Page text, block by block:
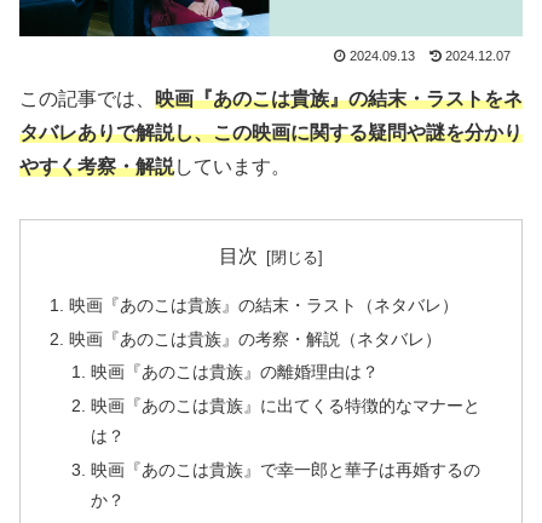
2024.09.13 2024.12.07
この記事では、 映画『あのこは貴族』の結末・ラストをネ
タバレありで解説し、この映画に関する疑問や謎を分かり
やすく考察・解説しています。
目次
映画『あのこは貴族』の結末・ラスト（ネタバレ）
映画『あのこは貴族』の考察・解説（ネタバレ）
映画『あのこは貴族』の離婚理由は？
映画『あのこは貴族』に出てくる特徴的なマナーと
は？
映画『あのこは貴族』で幸一郎と華子は再婚するの
か？